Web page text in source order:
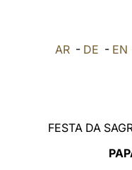
AR- DE - EN
FESTA DA